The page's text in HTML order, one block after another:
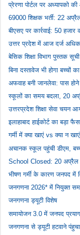
प्रेरणा पोर्टल पर अध्यापको
69000 शिक्षक भर्ती: 22
बीएसए पर कार्रवाई: 50 हजार
उत्तर प्रदेश में आज दर्ज
बेसिक शिक्षा विभाग पुस्तक
बिना दस्तावेज भी होगा बच्चों
अफवाह बनी जानलेवा: पास
स्कूलों का समय बदला, 20
उत्तरप्रदेश शिक्षा सेवा चयन
इलाहाबाद हाईकोर्ट का बड़ा
गर्मी में क्या खाएं vs क्या न खाएं
अचानक स्कूल पहुंची डीएम,
School Closed: 20 अप्रैल
भीषण गर्मी के कारण जनपद में
जनगणना 2026* में नियुक्त
जनगणना ड्यूटी विशेष
समायोजन 3.0 में जनपद
जनगणना से ड्यूटी हटवाने